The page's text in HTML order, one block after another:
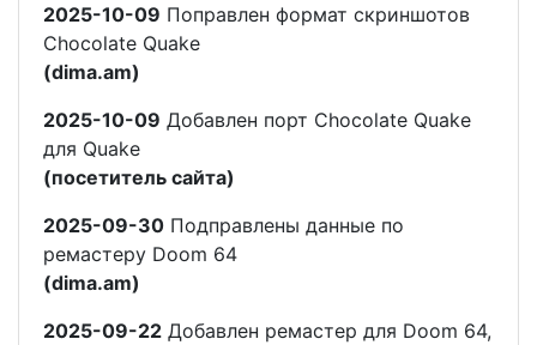
2025-10-09 Поправлен формат скриншотов
Chocolate Quake
(dima.am)
2025-10-09 Добавлен порт Chocolate Quake
для Quake
(посетитель сайта)
2025-09-30 Подправлены данные по
ремастеру Doom 64
(dima.am)
2025-09-22 Добавлен ремастер для Doom 64,